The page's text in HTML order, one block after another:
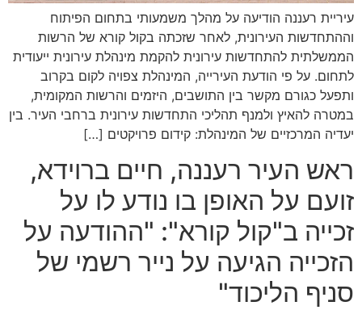
עיריית רעננה הודיעה על מהלך משמעותי בתחום הפיתוח
וההתחדשות העירונית, לאחר שזכתה בקול קורא של הרשות
הממשלתית להתחדשות עירונית להקמת מינהלת עירונית ייעודית
לתחום. על פי הודעת העירייה, המינהלת צפויה לקום בקרוב
ותפעל כגורם מקשר בין התושבים, היזמים והרשות המקומית,
במטרה להאיץ ולמנף תהליכי התחדשות עירונית ברחבי העיר. בין
יעדיה המרכזיים של המינהלת: קידום פרויקטים […]
ראש העיר רעננה, חיים ברוידא,
זועם על האופן בו נודע לו על
זכייה ב"קול קורא": "ההודעה על
הזכייה הגיעה על נייר רשמי של
סניף הליכוד"